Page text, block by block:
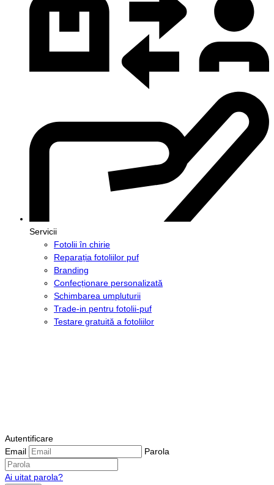
Servicii
Fotolii în chirie
Reparația fotoliilor puf
Branding
Confecționare personalizată
Schimbarea umpluturii
Trade-in pentru fotolii-puf
Testare gratuită a fotoliilor
Autentificare
Email
Parola
Ai uitat parola?